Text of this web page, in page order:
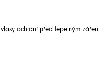
ochrání před tepelným